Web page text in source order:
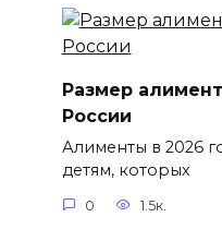
Размер
России
Алименты в 2026
детям, которых
0 1.5к.